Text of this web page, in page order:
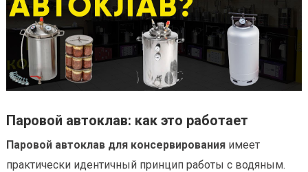
Паровой автоклав: как это работает
Паровой автоклав для консервирования имеет
практически идентичный принцип работы с водяным.